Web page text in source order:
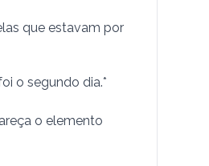
que estavam por
o segundo dia.*
o elemento